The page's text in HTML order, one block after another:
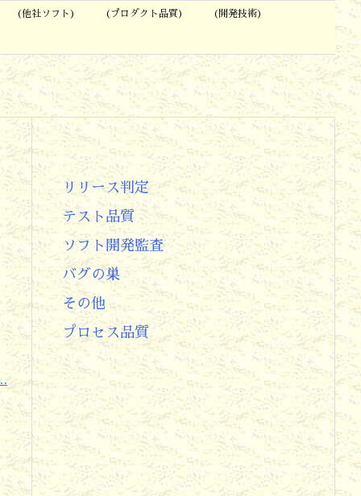
(他社ソフト) (プロダクト品質) (開発技術)
リリース判定
テスト品質
ソフト開発監査
バグの巣
その他
プロセス品質